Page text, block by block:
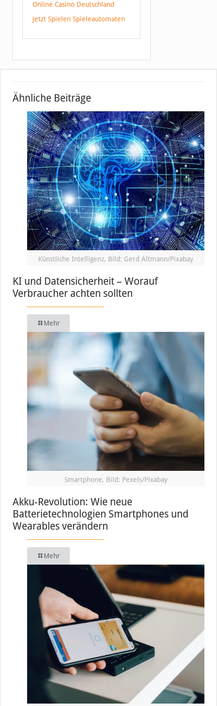
Online Casino Deutschland
Jetzt Spielen Spieleautomaten
Ähnliche Beiträge
Künstliche Intelligenz, Bild: Gerd Altmann/Pixabay
KI und Datensicherheit – Worauf
Verbraucher achten sollten
Mehr
Smartphone, Bild: Pexels/Pixabay
Akku-Revolution: Wie neue
Batterietechnologien Smartphones und
Wearables verändern
Mehr